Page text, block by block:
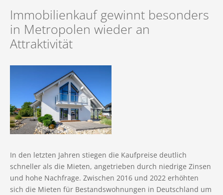
Immobilie in der Scheidung
Referenzen (Verkauf)
Vermietungsanfrage
Neubauvermietung
Referenzen (Vermietung)
Immobilien in Vorbereitung
Mietangebote
Unsere Leistungen für Mieter
Suchauftrag
Referenzen (Gesamt)
Unternehmens-News
Werden Sie Tippgeber
Immobilie geerbt
Immobilie in der Scheidung
Immobilienfinanzierung
Sanierung einer Immobilie
Privater Immobilienverkauf
Impressum
Datenschutz
Datenraum (Login)
Rückruf
Unsere neue App für Interessenten
Immobilienkauf gewinnt besonders
in Metropolen wieder an
Attraktivität
In den letzten Jahren stiegen die Kaufpreise deutlich
schneller als die Mieten, angetrieben durch niedrige Zinsen
und hohe Nachfrage. Zwischen 2016 und 2022 erhöhten
sich die Mieten für Bestandswohnungen in Deutschland um